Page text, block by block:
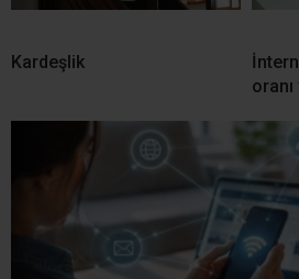
Kardeşlik